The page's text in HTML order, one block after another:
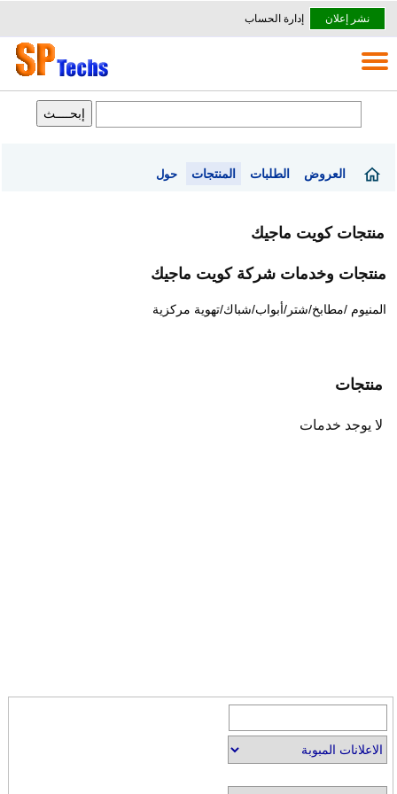
نشر إعلان إدارة الحساب
العروض الطلبات المنتجات حول
منتجات كويت ماجيك
منتجات وخدمات شركة كويت ماجيك
المنيوم /مطابخ/شتر/أبواب/شباك/تهوية مركزية
منتجات
لا يوجد خدمات